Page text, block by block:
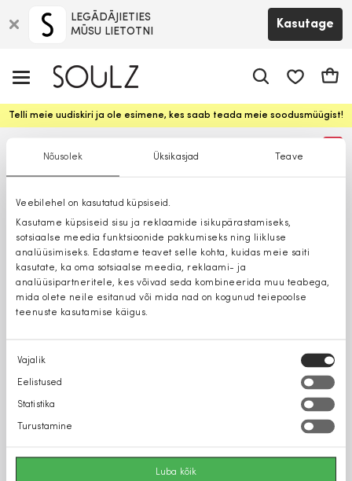
Nõusolek Üksikasjad Teave
Veebilehel on kasutatud küpsiseid.
Kasutame küpsiseid sisu ja reklaamide isikupärastamiseks,
sotsiaalse meedia funktsioonide pakkumiseks ning liikluse
analüüsimiseks. Edastame teavet selle kohta, kuidas meie saiti
kasutate, ka oma sotsiaalse meedia, reklaami- ja
analüüsipartneritele, kes võivad seda kombineerida muu teabega,
mida olete neile esitanud või mida nad on kogunud teiepoolse
teenuste kasutamise käigus.
Nõusoleku
valik
Vajalik
Eelistused
Statistika
Turustamine
Luba kõik
LEGĀDĀJIETIES
MŪSU LIETOTNI
Kasutage
Telli meie uudiskiri ja ole esimene, kes saab teada meie soodusmüügist!